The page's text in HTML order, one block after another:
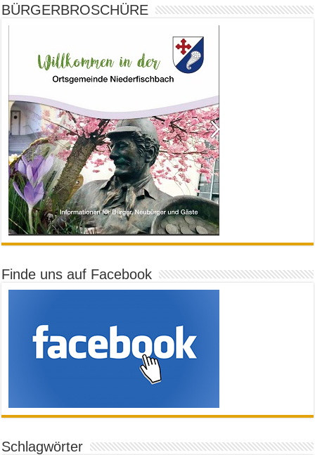
BÜRGERBROSCHÜRE
Finde uns auf Facebook
Schlagwörter